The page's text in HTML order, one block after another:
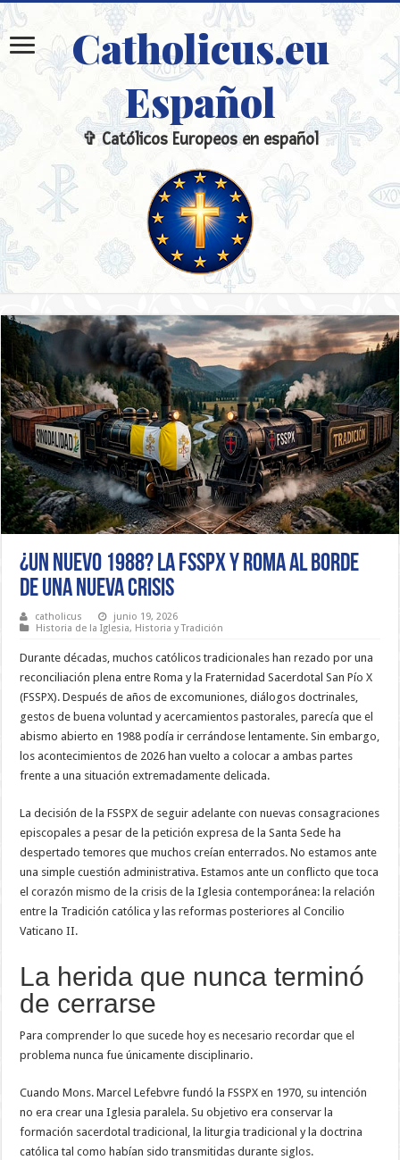
Catholicus.eu
Español
✞ Católicos Europeos en español
¿Un nuevo 1988? La FSSPX y Roma al borde
de una nueva crisis
catholicus
junio 19, 2026
Historia de la Iglesia, Historia y Tradición
Durante décadas, muchos católicos tradicionales han rezado por una
reconciliación plena entre Roma y la Fraternidad Sacerdotal San Pío X
(FSSPX). Después de años de excomuniones, diálogos doctrinales,
gestos de buena voluntad y acercamientos pastorales, parecía que el
abismo abierto en 1988 podía ir cerrándose lentamente. Sin embargo,
los acontecimientos de 2026 han vuelto a colocar a ambas partes
frente a una situación extremadamente delicada.
La decisión de la FSSPX de seguir adelante con nuevas consagraciones
episcopales a pesar de la petición expresa de la Santa Sede ha
despertado temores que muchos creían enterrados. No estamos ante
una simple cuestión administrativa. Estamos ante un conflicto que toca
el corazón mismo de la crisis de la Iglesia contemporánea: la relación
entre la Tradición católica y las reformas posteriores al Concilio
Vaticano II.
La herida que nunca terminó
de cerrarse
Para comprender lo que sucede hoy es necesario recordar que el
problema nunca fue únicamente disciplinario.
Cuando Mons. Marcel Lefebvre fundó la FSSPX en 1970, su intención
no era crear una Iglesia paralela. Su objetivo era conservar la
formación sacerdotal tradicional, la liturgia tradicional y la doctrina
católica tal como habían sido transmitidas durante siglos.